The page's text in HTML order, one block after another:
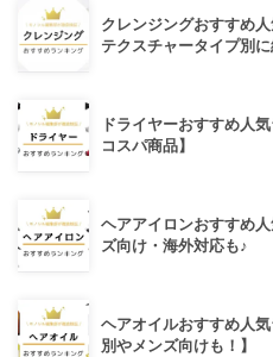
クレンジングおすすめ
テクスチャータイプ別に
ドライヤーおすすめ人
コスパ商品】
ヘアアイロンおすすめ
ズ向け・海外対応も♪
ヘアオイルおすすめ人
別やメンズ向けも！】